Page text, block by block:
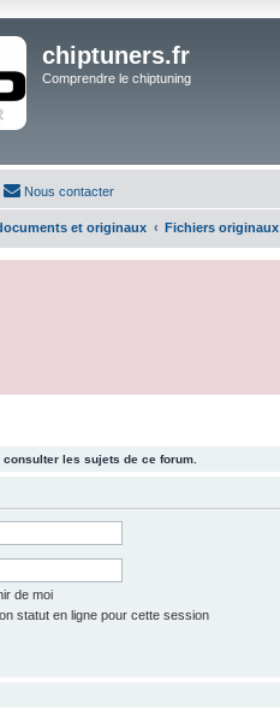
chiptuners.fr
Comprendre le chiptuning
Nous contacter
et originaux Fichiers originaux
les sujets de ce forum.
de moi
statut en ligne pour cette session